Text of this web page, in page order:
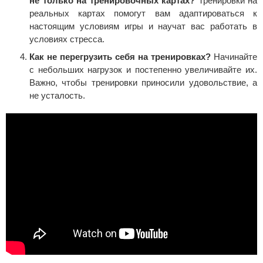
реальных картах помогут вам адаптироваться к
настоящим условиям игры и научат вас работать в
условиях стресса.
Как не перегрузить себя на тренировках? Начинайте
с небольших нагрузок и постепенно увеличивайте их.
Важно, чтобы тренировки приносили удовольствие, а
не усталость.